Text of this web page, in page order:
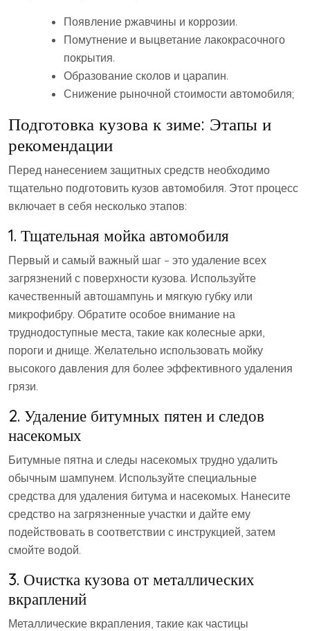
Появление ржавчины и коррозии.
Помутнение и выцветание лакокрасочного
покрытия.
Образование сколов и царапин.
Снижение рыночной стоимости автомобиля;
Подготовка кузова к зиме: Этапы и
рекомендации
Перед нанесением защитных средств необходимо
тщательно подготовить кузов автомобиля. Этот процесс
включает в себя несколько этапов:
1. Тщательная мойка автомобиля
Первый и самый важный шаг – это удаление всех
загрязнений с поверхности кузова. Используйте
качественный автошампунь и мягкую губку или
микрофибру. Обратите особое внимание на
труднодоступные места, такие как колесные арки,
пороги и днище. Желательно использовать мойку
высокого давления для более эффективного удаления
грязи.
2. Удаление битумных пятен и следов
насекомых
Битумные пятна и следы насекомых трудно удалить
обычным шампунем. Используйте специальные
средства для удаления битума и насекомых. Нанесите
средство на загрязненные участки и дайте ему
подействовать в соответствии с инструкцией, затем
смойте водой.
3. Очистка кузова от металлических
вкраплений
Металлические вкрапления, такие как частицы